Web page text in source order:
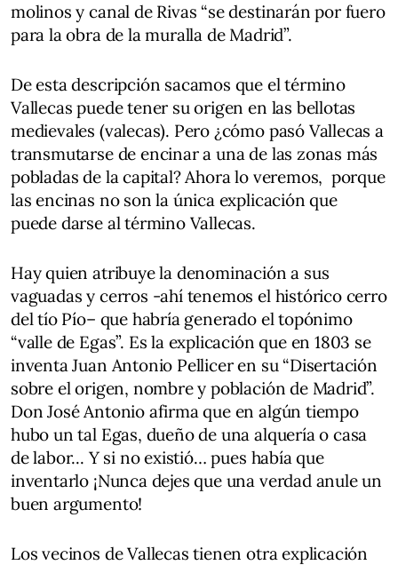
molinos y canal de Rivas “se destinarán por fuero
para la obra de la muralla de Madrid”.
De esta descripción sacamos que el término
Vallecas puede tener su origen en las bellotas
medievales (valecas). Pero ¿cómo pasó Vallecas a
transmutarse de encinar a una de las zonas más
pobladas de la capital? Ahora lo veremos, porque
las encinas no son la única explicación que
puede darse al término Vallecas.
Hay quien atribuye la denominación a sus
vaguadas y cerros -ahí tenemos el histórico cerro
del tío Pío– que habría generado el topónimo
“valle de Egas”. Es la explicación que en 1803 se
inventa Juan Antonio Pellicer en su “Disertación
sobre el origen, nombre y población de Madrid”.
Don José Antonio afirma que en algún tiempo
hubo un tal Egas, dueño de una alquería o casa
de labor... Y si no existió… pues había que
inventarlo ¡Nunca dejes que una verdad anule un
buen argumento!
Los vecinos de Vallecas tienen otra explicación